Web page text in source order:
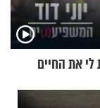
לי את החיים